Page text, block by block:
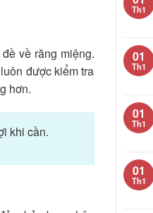
về răng miệng.
được kiểm tra
hơn.
khi cần.
Th1
01
Th1
01
Th1
01
Th1